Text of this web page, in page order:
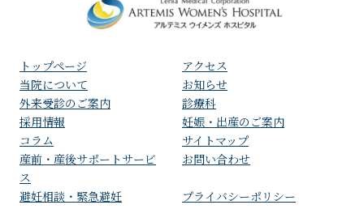
トップページ
アクセス
⁩当院について
お知らせ
外来受診のご案内
診療科
採用情報
妊娠・出産のご案内
コラム
サイトマップ
産前・産後サポートサービ
ス
お問い合わせ
避妊相談・緊急避妊 プライバシーポリシー